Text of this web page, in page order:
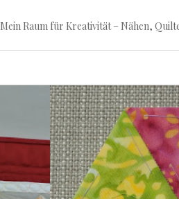
Mein Raum für Kreativität – Nähen,